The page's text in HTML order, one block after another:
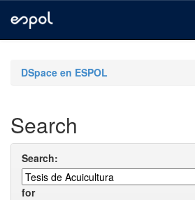
navigationDSpace en ESPOL
Search
Search:
for